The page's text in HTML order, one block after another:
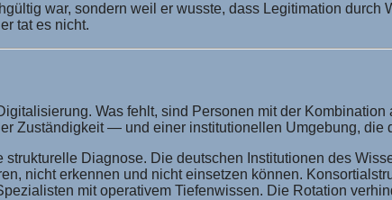
war, sondern weil er wusste, dass Legitimation durch
tat es nicht.
Was fehlt, sind Personen mit der
Zuständigkeit — und einer institutionellen Umgebung, die
Diagnose. Die deutschen Institutionen des
nicht erkennen und nicht einsetzen können.
mit operativem Tiefenwissen. Die Rotation